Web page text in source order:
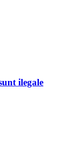
ilegale